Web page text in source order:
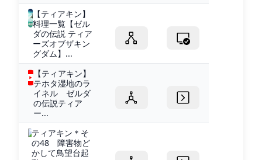
【ティアキン】
料理一覧【ゼル
ダの伝説 ティア
ーズオブザキン
グダム】...
【ティアキン】
テホタ湿地のラ
イネル ゼルダ
の伝説ティア
ー...
ティアキン＊そ
の48 障害物ど
かして鳥望台起